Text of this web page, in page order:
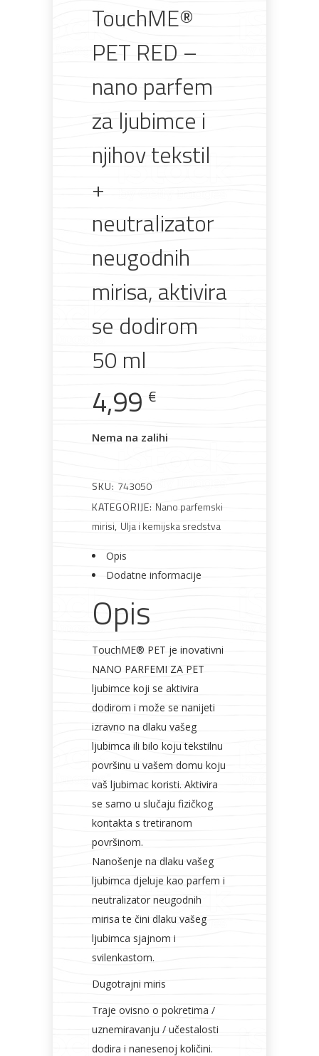
Pločasti
materijali
Alati i
pribor
Vrt i
okućnica
Metalna
galanterija
Elektromaterijal
Vijčana
roba
TouchME®
PET RED –
nano parfem
za ljubimce i
njihov tekstil
+
neutralizator
neugodnih
mirisa, aktivira
se dodirom
50 ml
4,99 €
Nema na zalihi
SKU: 743050
KATEGORIJE: Nano parfemski
mirisi, Ulja i kemijska sredstva
Opis
Dodatne informacije
Opis
TouchME® PET je inovativni
NANO PARFEMI ZA PET
ljubimce koji se aktivira
dodirom i može se nanijeti
izravno na dlaku vašeg
ljubimca ili bilo koju tekstilnu
površinu u vašem domu koju
vaš ljubimac koristi. Aktivira
se samo u slučaju fizičkog
kontakta s tretiranom
površinom.
Nanošenje na dlaku vašeg
ljubimca djeluje kao parfem i
neutralizator neugodnih
mirisa te čini dlaku vašeg
ljubimca sjajnom i
svilenkastom.
Dugotrajni miris
Traje ovisno o pokretima /
uznemiravanju / učestalosti
dodira i nanesenoj količini.